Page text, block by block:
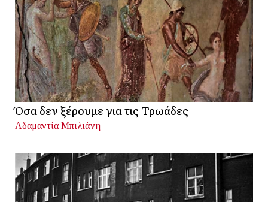
Όσα δεν ξέρουμε για τις Τρωάδες
Αδαμαντία Μπιλιάνη